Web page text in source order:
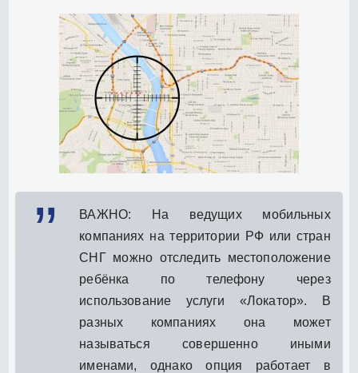
ВАЖНО: На ведущих мобильных
компаниях на территории РФ или стран
СНГ можно отследить местоположение
ребёнка по телефону через
использование услуги «Локатор». В
разных компаниях она может
называться совершенно иными
именами, однако опция работает в